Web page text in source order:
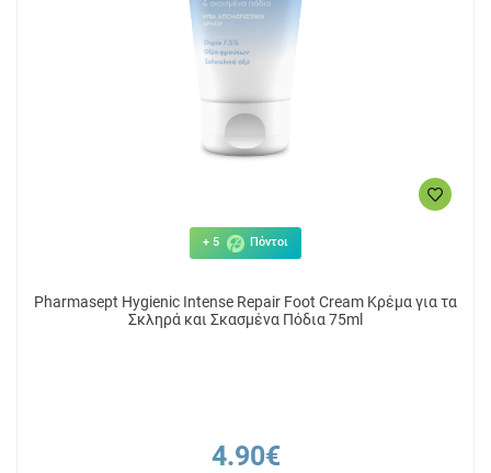
+ 5 Πόντοι
Pharmasept Hygienic Intense Repair Foot Cream Κρέμα για τα
Σκληρά και Σκασμένα Πόδια 75ml
4.90€